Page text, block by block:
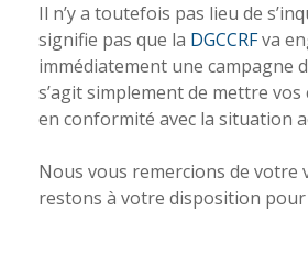
Il n’y a toutefois pas lieu de
signifie pas que la DGCCRFva
immédiatement une campagne
s’agit simplement de mettre
en conformité avec la situation
Nous vous remercions de votre
restons à votre disposition